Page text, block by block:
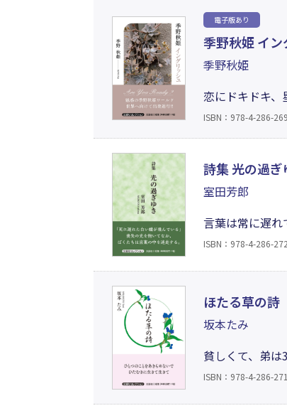
たやさしい詩集。
電子版あり
季野秋姫 イ
季野秋姫
恋にドキドキ
そっと集めたお
え、次はこっ
ISBN：978-4-286-
詩集 光の過ぎ
室田芳郎
言葉は常に遅
なかで、もはや
ISBN：978-4-286-
ほたる草の詩
坂本たみ
貧しくて、弟
気づけば家に
ISBN：978-4-286-